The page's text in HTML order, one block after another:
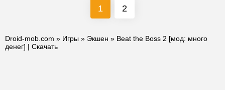
1 2
Droid-mob.com » Игры » Экшен » Beat the Boss 2 [мод: много
денег] | Скачать